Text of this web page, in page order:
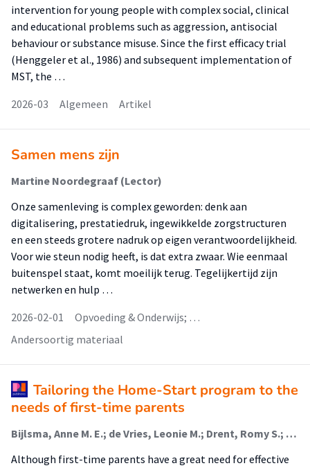
intervention for young people with complex social, clinical
and educational problems such as aggression, antisocial
behaviour or substance misuse. Since the first efficacy trial
(Henggeler et al., 1986) and subsequent implementation of
MST, the …
2026-03
Algemeen Artikel
Samen mens zijn
Martine Noordegraaf (Lector)
Onze samenleving is complex geworden: denk aan
digitalisering, prestatiedruk, ingewikkelde zorgstructuren
en een steeds grotere nadruk op eigen verantwoordelijkheid.
Voor wie steun nodig heeft, is dat extra zwaar. Wie eenmaal
buitenspel staat, komt moeilijk terug. Tegelijkertijd zijn
netwerken en hulp …
2026-02-01
Opvoeding & Onderwijs; …
Andersoortig materiaal
Tailoring the Home-Start program to the
needs of first-time parents
Bijlsma, Anne M. E.; de Vries, Leonie M.; Drent, Romy S.; Lange, Aurelie M. C. (Lectoraat Jeugdzorg); Overbeek, Geertjan
Although first-time parents have a great need for effective